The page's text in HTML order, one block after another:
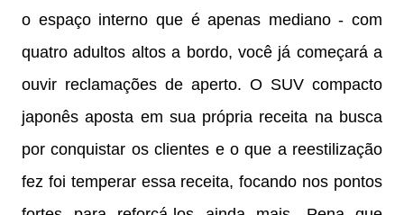
o espaço interno que é apenas mediano - com
quatro adultos altos a bordo, você já começará a
ouvir reclamações de aperto. O SUV compacto
japonês aposta em sua própria receita na busca
por conquistar os clientes e o que a reestilização
fez foi temperar essa receita, focando nos pontos